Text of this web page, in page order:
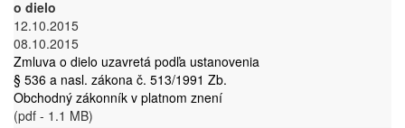
o dielo
12.10.2015
08.10.2015
Zmluva o dielo uzavretá podľa ustanovenia
§ 536 a nasl. zákona č. 513/1991 Zb.
Obchodný zákonník v platnom znení
(pdf - 1.1 MB)